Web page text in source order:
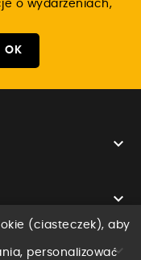
o wydarzeniach,



(ciasteczek), aby
personalizować